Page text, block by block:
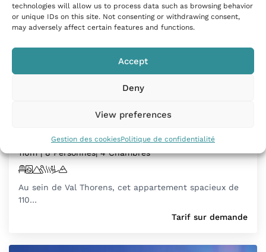
technologies will allow us to process data such as browsing behavior
or unique IDs on this site. Not consenting or withdrawing consent,
may adversely affect certain features and functions.
Accept
Deny
View preferences
Gestion des cookiesPolitique de confidentialité
montagne à Val Thorens
Val Thorens, France
110m²| 8 Personnes| 4 Chambres
Au sein de Val Thorens, cet appartement spacieux de
110…
Tarif sur demande